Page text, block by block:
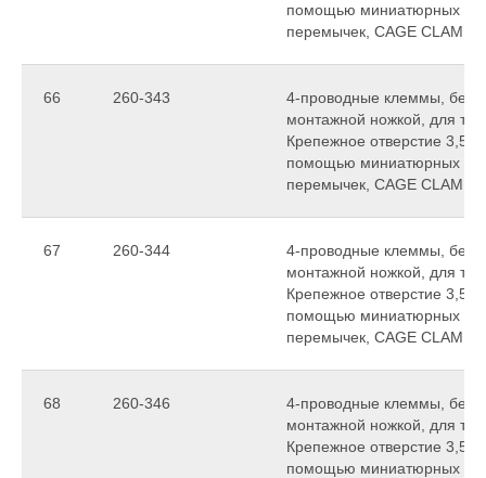
помощью миниатюрных
перемычек, CAGE CLAMP
66 260-343
4-проводные клеммы, без
монтажной ножкой, для
Крепежное отверстие 3,5
помощью миниатюрных
перемычек, CAGE CLAMP
67 260-344
4-проводные клеммы, без
монтажной ножкой, для
Крепежное отверстие 3,5
помощью миниатюрных
перемычек, CAGE CLAMP
68 260-346
4-проводные клеммы, без
монтажной ножкой, для
Крепежное отверстие 3,5
помощью миниатюрных